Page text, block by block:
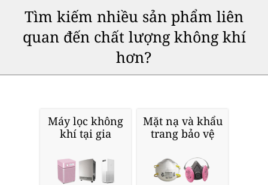
Tìm kiếm nhiều sản phẩm liên
quan đến chất lượng không khí
hơn?
Máy lọc không
khí tại gia
Mặt nạ và khẩu
trang bảo vệ